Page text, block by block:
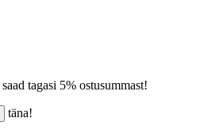
tagasi 5% ostusummast!
täna!